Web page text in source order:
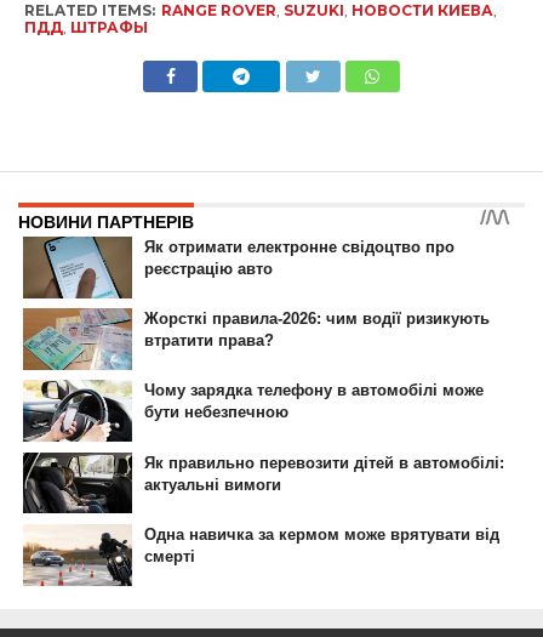
RELATED ITEMS: RANGE ROVER, SUZUKI, НОВОСТИ КИЕВА,
ПДД, ШТРАФЫ